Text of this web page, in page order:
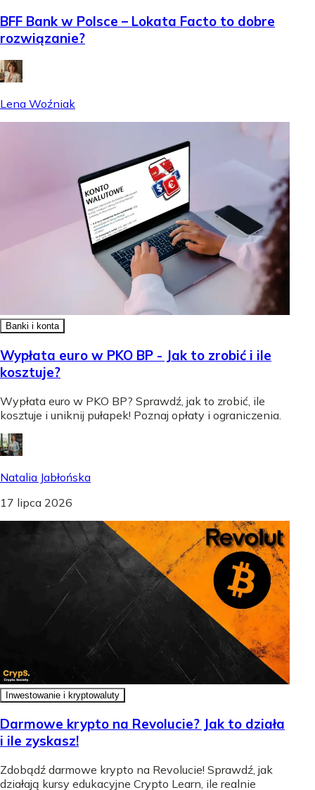
BFF Bank w Polsce – Lokata Facto to dobre
rozwiązanie?
Lena Woźniak
Banki i konta
Wypłata euro w PKO BP - Jak to zrobić i ile
kosztuje?
Wypłata euro w PKO BP? Sprawdź, jak to zrobić, ile
kosztuje i uniknij pułapek! Poznaj opłaty i ograniczenia.
Natalia Jabłońska
17 lipca 2026
Inwestowanie i kryptowaluty
Darmowe krypto na Revolucie? Jak to działa
i ile zyskasz!
Zdobądź darmowe krypto na Revolucie! Sprawdź, jak
działają kursy edukacyjne Crypto Learn, ile realnie